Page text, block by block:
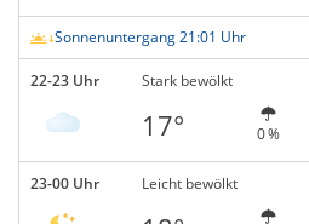
Sonnenuntergang 21:01 Uhr
22-23 Uhr Stark bewölkt
17° 0 %
23-00 Uhr Leicht bewölkt